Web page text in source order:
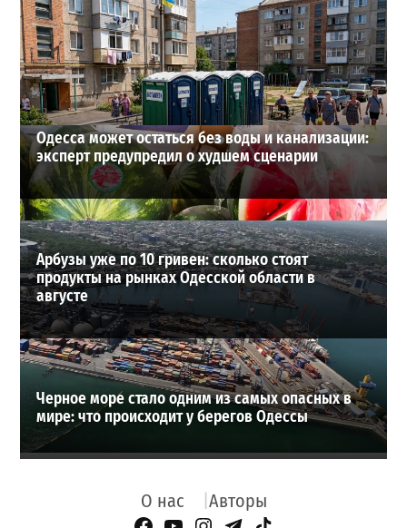
Под Одессой уносит в море ребенка на матрасе и
мужчину: идет спасательная операция
28-07-2026 в 17:51
ВИБОР РЕДАКЦИИ
Одесса может остаться без воды и канализации:
эксперт предупредил о худшем сценарии
Арбузы уже по 10 гривен: сколько стоят
продукты на рынках Одесской области в
августе
Черное море стало одним из самых опасных в
мире: что происходит у берегов Одессы
О нас Авторы